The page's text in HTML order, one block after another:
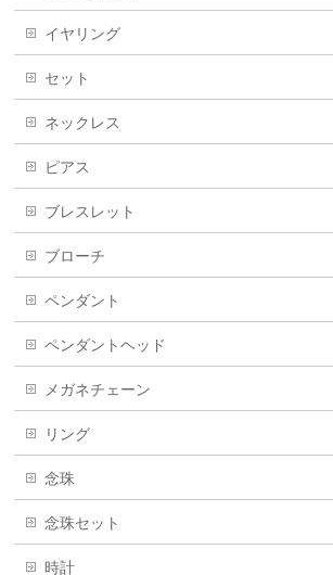
イヤリング
セット
ネックレス
ピアス
ブレスレット
ブローチ
ペンダント
ペンダントヘッド
メガネチェーン
リング
念珠
念珠セット
時計